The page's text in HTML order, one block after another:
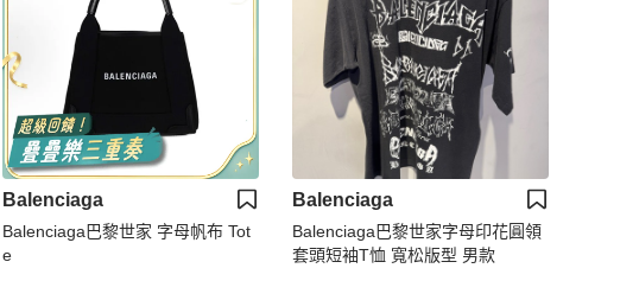
Balenciaga
Balenciaga巴黎世家 字母帆布 Tot
e
Balenciaga
Balenciaga巴黎世家字母印花圓領
套頭短袖T恤 寬松版型 男款